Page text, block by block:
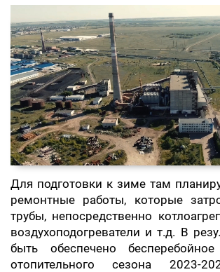
Для подготовки к зиме там
ремонтные работы, которые
трубы, непосредственно
воздухоподогреватели и т.д. В
быть обеспечено
отопительного сезона 2023-